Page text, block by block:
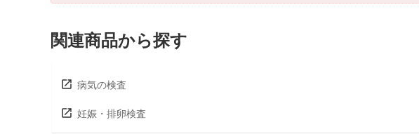
関連商品から探す
病気の検査
妊娠・排卵検査